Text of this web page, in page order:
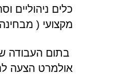
כלים ניהוליים
מקצועי (
בתום העבודה
אולמרט הצעה